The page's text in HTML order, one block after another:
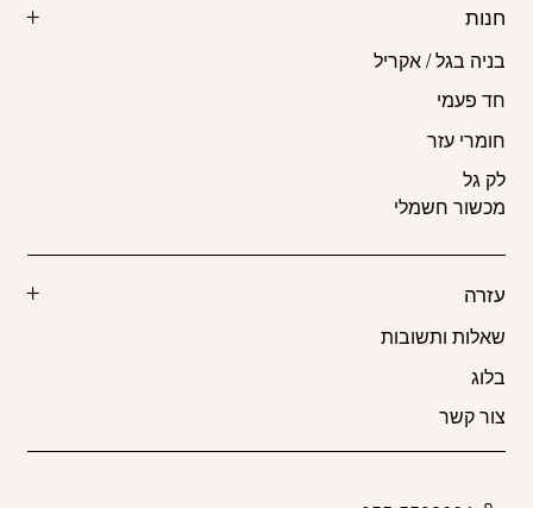
חנות
בניה בגל / אקריל
חד פעמי
חומרי עזר
לק גל
מכשור חשמלי
עזרה
שאלות ותשובות
בלוג
צור קשר